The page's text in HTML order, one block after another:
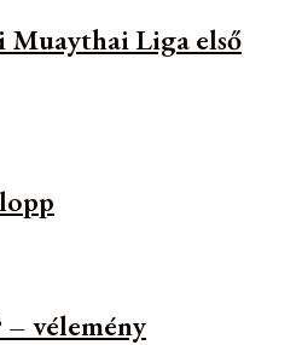
Muaythai Liga első
vélemény